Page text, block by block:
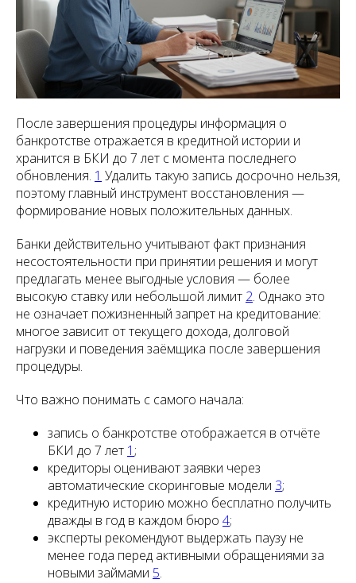
После завершения процедуры информация о
банкротстве отражается в кредитной истории и
хранится в БКИ до 7 лет с момента последнего
обновления. 1 Удалить такую запись досрочно нельзя,
поэтому главный инструмент восстановления —
формирование новых положительных данных.
Банки действительно учитывают факт признания
несостоятельности при принятии решения и могут
предлагать менее выгодные условия — более
высокую ставку или небольшой лимит 2. Однако это
не означает пожизненный запрет на кредитование:
многое зависит от текущего дохода, долговой
нагрузки и поведения заёмщика после завершения
процедуры.
Что важно понимать с самого начала:
запись о банкротстве отображается в отчёте
БКИ до 7 лет 1;
кредиторы оценивают заявки через
автоматические скоринговые модели 3;
кредитную историю можно бесплатно получить
дважды в год в каждом бюро 4;
эксперты рекомендуют выдержать паузу не
менее года перед активными обращениями за
новыми займами 5.